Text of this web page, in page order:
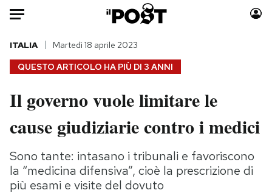
HOME
Italia
Politica
Tecnologia
Internet
Scienza
Moda
Consumismi
Storie/Idee
Ok Boomer!
Media
QUESTO ARTICOLO HA PIÙ DI 3 ANNI
ITALIA Martedì 18 aprile 2023
Il governo vuole limitare le
cause giudiziarie contro i medici
Sono tante: intasano i tribunali e favoriscono
la “medicina difensiva”, cioè la prescrizione di
più esami e visite del dovuto